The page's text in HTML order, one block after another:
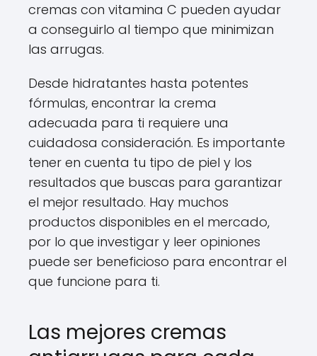
cremas con vitamina C pueden ayudar
a conseguirlo al tiempo que minimizan
las arrugas.
Desde hidratantes hasta potentes
fórmulas, encontrar la crema
adecuada para ti requiere una
cuidadosa consideración. Es importante
tener en cuenta tu tipo de piel y los
resultados que buscas para garantizar
el mejor resultado. Hay muchos
productos disponibles en el mercado,
por lo que investigar y leer opiniones
puede ser beneficioso para encontrar el
que funcione para ti.
Las mejores cremas